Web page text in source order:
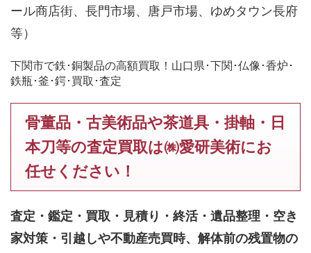
ール商店街、長門市場、唐戸市場、ゆめタウン長府
等）
下関市で鉄･銅製品の高額買取！山口県･下関･仏像･香炉･
鉄瓶･釜･鍔･買取･査定
骨董品・古美術品や茶道具・掛軸・日
本刀等の査定買取は㈱愛研美術にお
任せください！
査定・鑑定・買取・見積り・終活・遺品整理・空き
家対策・引越しや不動産売買時、解体前の残置物の